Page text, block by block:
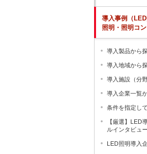
導入事例（
照明・照明コン
導入製品から
導入地域から
導入施設（分
導入企業一覧
条件を指定し
【厳選】LED
ルインタビュー
LED照明導入